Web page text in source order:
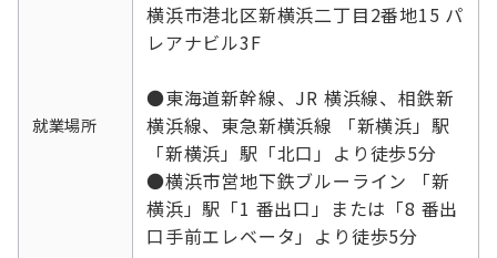
就業場所
横浜市港北区新横浜二丁目2番地15 パ
レアナビル3F
●東海道新幹線、JR 横浜線、相鉄新
横浜線、東急新横浜線 「新横浜」駅
「新横浜」駅「北口」より徒歩5分
●横浜市営地下鉄ブルーライン 「新
横浜」駅「1 番出口」または「8 番出
口手前エレベータ」より徒歩5分